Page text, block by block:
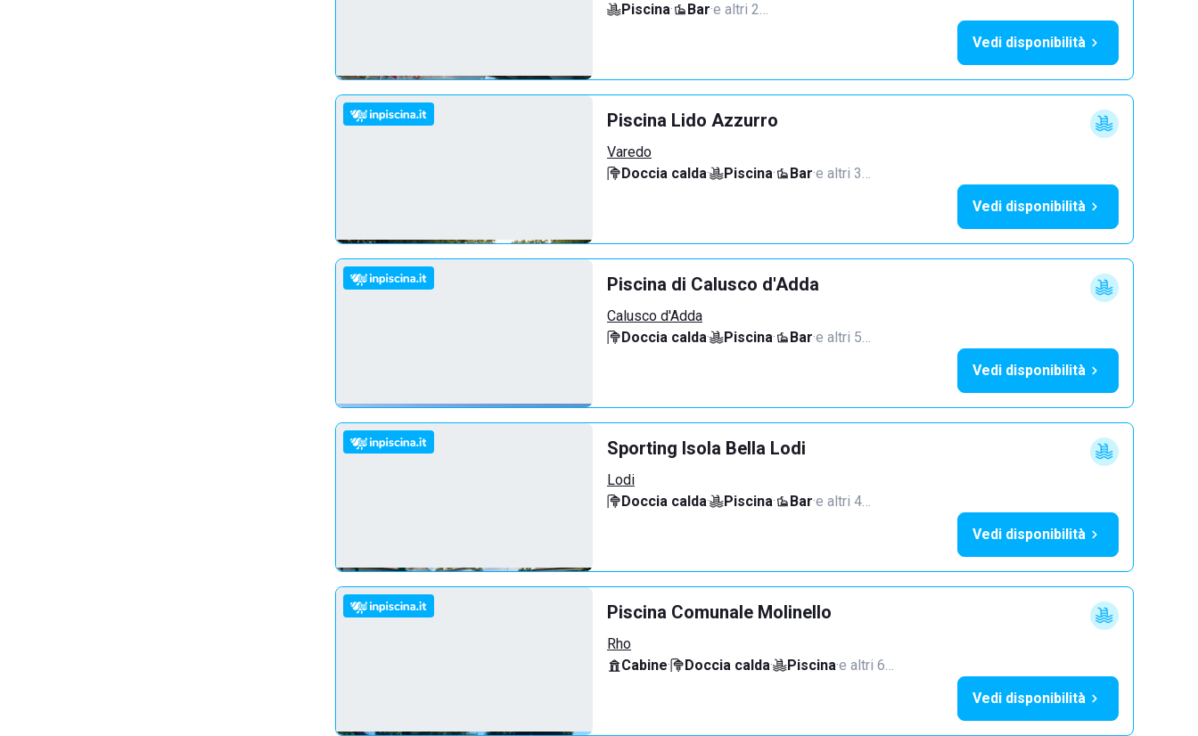
Piscina· Bar·e altri 2…
Vedi disponibilità
Piscina Lido Azzurro
Varedo
Doccia calda· Piscina· Bar·e altri 3…
Vedi disponibilità
Piscina di Calusco d'Adda
Calusco d'Adda
Doccia calda· Piscina· Bar·e altri 5…
Vedi disponibilità
Sporting Isola Bella Lodi
Lodi
Doccia calda· Piscina· Bar·e altri 4…
Vedi disponibilità
Piscina Comunale Molinello
Rho
Cabine· Doccia calda· Piscina·e altri 6…
Vedi disponibilità